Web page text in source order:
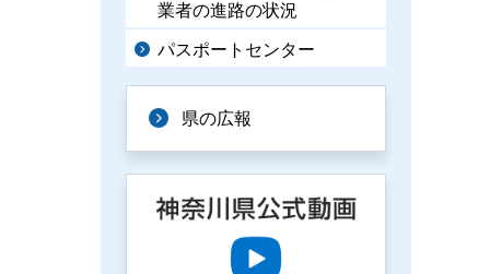
業者の進路の状況
パスポートセンター
県の広報